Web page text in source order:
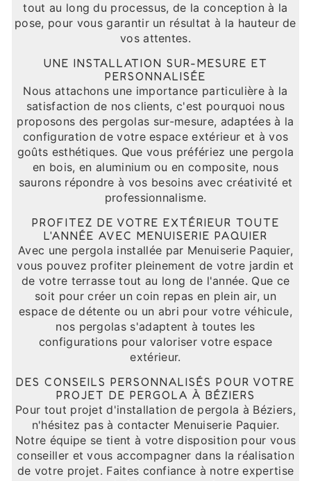
tout au long du processus, de la conception à la
pose, pour vous garantir un résultat à la hauteur de
vos attentes.
UNE INSTALLATION SUR-MESURE ET
PERSONNALISÉE
Nous attachons une importance particulière à la
satisfaction de nos clients, c'est pourquoi nous
proposons des pergolas sur-mesure, adaptées à la
configuration de votre espace extérieur et à vos
goûts esthétiques. Que vous préfériez une pergola
en bois, en aluminium ou en composite, nous
saurons répondre à vos besoins avec créativité et
professionnalisme.
PROFITEZ DE VOTRE EXTÉRIEUR TOUTE
L'ANNÉE AVEC MENUISERIE PAQUIER
Avec une pergola installée par Menuiserie Paquier,
vous pouvez profiter pleinement de votre jardin et
de votre terrasse tout au long de l'année. Que ce
soit pour créer un coin repas en plein air, un
espace de détente ou un abri pour votre véhicule,
nos pergolas s'adaptent à toutes les
configurations pour valoriser votre espace
extérieur.
DES CONSEILS PERSONNALISÉS POUR VOTRE
PROJET DE PERGOLA À BÉZIERS
Pour tout projet d'installation de pergola à Béziers,
n'hésitez pas à contacter Menuiserie Paquier.
Notre équipe se tient à votre disposition pour vous
conseiller et vous accompagner dans la réalisation
de votre projet. Faites confiance à notre expertise